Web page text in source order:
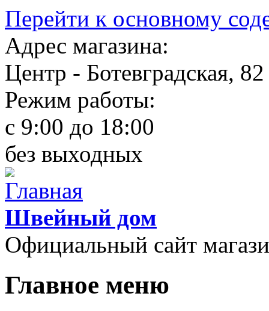
Перейти к основному
Адрес магазина:
Центр - Ботевградская, 82
Режим работы:
c 9:00 до 18:00
без выходных
Швейный дом
Официальный сайт
Главное меню